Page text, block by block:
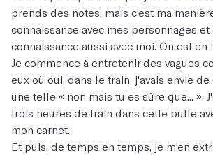
prends des notes, mais c'est ma
connaissance avec mes personnages
connaissance aussi avec moi. On est en
Je commence à entretenir des vagues
eux où oui, dans le train, j'avais envie
une telle « non mais tu es sûre que... ».
trois heures de train dans cette bulle
mon carnet.
Et puis, de temps en temps, je m'en